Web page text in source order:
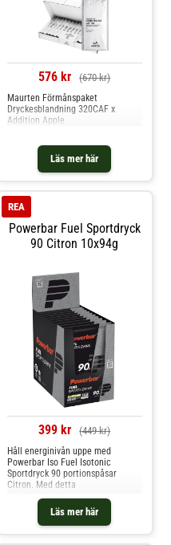
576 kr (670 kr)
Läs mer här
Maurten Förmånspaket
Dryckesblandning 320CAF x
Addition Apple
Powerbar Fuel Sportdryck
90 Citron 10x94g
REA
399 kr (449 kr)
Läs mer här
Håll energinivån uppe med
Powerbar Iso Fuel Isotonic
Sportdryck 90 portionspåsar
Citron. Med detta
sportdryckspulver med citronsmak
förpackat i praktiska
portionspåsar kan du blanda en
sportdryck på nolltid för optimal